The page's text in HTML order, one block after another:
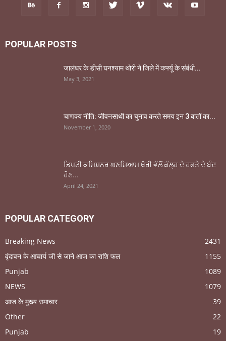
POPULAR POSTS
जालंधर के डीसी घनश्याम थोरी ने जिले में कर्फ्यू के संबंधी...
May 3, 2021
चाणक्य नीति: जीवनसाथी का चुनाव करते समय इन 3 बातों का...
November 1, 2020
ਡਿਪਟੀ ਕਮਿਸ਼ਨਰ ਘਣਸ਼ਿਆਮ ਥੋਰੀ ਵੱਲੋਂ ਕੱਲ੍ਹ ਦੇ ਹਫਤੇ ਦੇ ਬੰਦ
ਹੋਣ...
April 24, 2021
POPULAR CATEGORY
Breaking News
2431
वृंदावन के आचार्य जी से जाने आज का राशि फल
1155
Punjab
1089
NEWS
1079
आज के मुख्य समाचार
39
Other
22
Punjab
19